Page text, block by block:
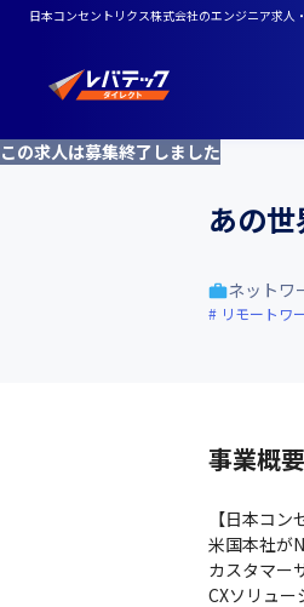
日本コンセントリクス株式会社のエンジニア求
この求人は募集終了しました
あの
ネットワ
リモートワ
事業概要
【日本コン
米国本社が
カスタマー
CXソリュー